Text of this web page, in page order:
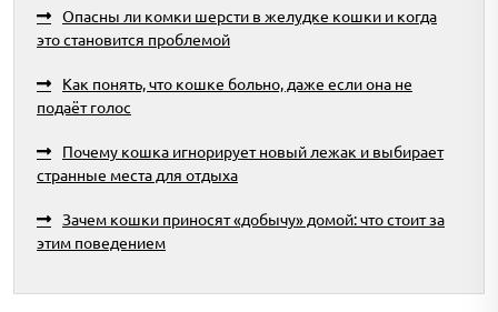
Опасны ли комки шерсти в желудке кошки и когда
это становится проблемой
Как понять, что кошке больно, даже если она не
подаёт голос
Почему кошка игнорирует новый лежак и выбирает
странные места для отдыха
Зачем кошки приносят «добычу» домой: что стоит за
этим поведением